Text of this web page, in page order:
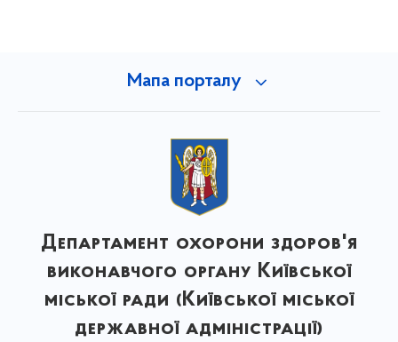
Мапа порталу
Департамент охорони здоров'я
виконавчого органу Київської
міської ради (Київської міської
державної адміністрації)